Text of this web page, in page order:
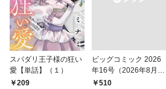
スパダリ王子様の狂い
愛【単話】（１）
209
ビッグコミック 2026
年16号（2026年8月7
日発売）
￥510